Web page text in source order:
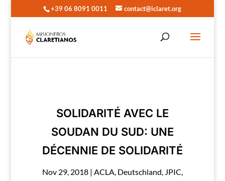
+39 06 8091 0011 contact@iclaret.org
SOLIDARITÉ AVEC LE
SOUDAN DU SUD: UNE
DÉCENNIE DE SOLIDARITÉ
Nov 29, 2018| ACLA, Deutschland, JPIC,